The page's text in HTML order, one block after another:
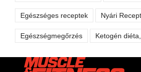
Egészséges receptek Nyári
Egészségmegőrzés Ketogén diéta,